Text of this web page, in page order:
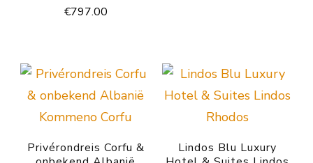
€797.00
Privérondreis Corfu &
Lindos Blu Luxury